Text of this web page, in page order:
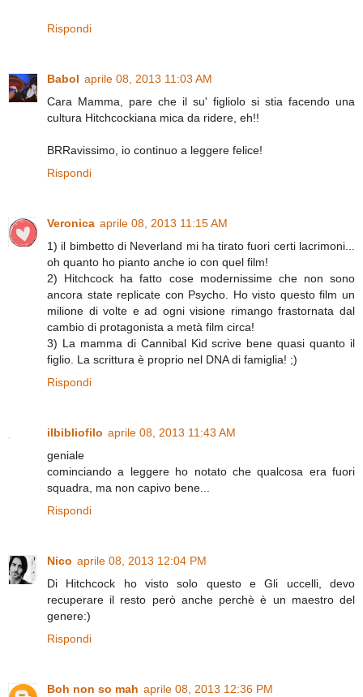
Rispondi
Babol aprile 08, 2013 11:03 AM
Cara Mamma, pare che il su' figliolo si stia facendo una
cultura Hitchcockiana mica da ridere, eh!!
BRRavissimo, io continuo a leggere felice!
Rispondi
Veronica aprile 08, 2013 11:15 AM
1) il bimbetto di Neverland mi ha tirato fuori certi lacrimoni...
oh quanto ho pianto anche io con quel film!
2) Hitchcock ha fatto cose modernissime che non sono
ancora state replicate con Psycho. Ho visto questo film un
milione di volte e ad ogni visione rimango frastornata dal
cambio di protagonista a metà film circa!
3) La mamma di Cannibal Kid scrive bene quasi quanto il
figlio. La scrittura è proprio nel DNA di famiglia! ;)
Rispondi
ilbibliofilo aprile 08, 2013 11:43 AM
geniale
cominciando a leggere ho notato che qualcosa era fuori
squadra, ma non capivo bene...
Rispondi
Nico aprile 08, 2013 12:04 PM
Di Hitchcock ho visto solo questo e Gli uccelli, devo
recuperare il resto però anche perchè è un maestro del
genere:)
Rispondi
Boh non so mah aprile 08, 2013 12:36 PM